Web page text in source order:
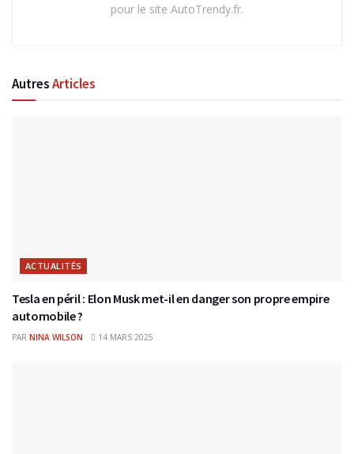
pour le site AutoTrendy.fr.
AutresArticles
ACTUALITÉS
Tesla en péril : Elon Musk met-il en danger son propre empire
automobile ?
PAR NINA WILSON 14 MARS 2025